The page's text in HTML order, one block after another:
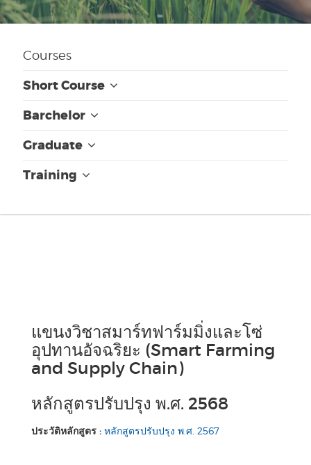
Courses
Short Course
Barchelor
Graduate
Training
แขนงวิชาสมาร์ทฟาร์มมิ่งและโซ่
อุปทานอัจฉริยะ (Smart Farming
and Supply Chain)
หลักสูตรปรับปรุง พ.ศ. 2568
ประวัติหลักสูตร : หลักสูตรปรับปรุง พ.ศ. 2567